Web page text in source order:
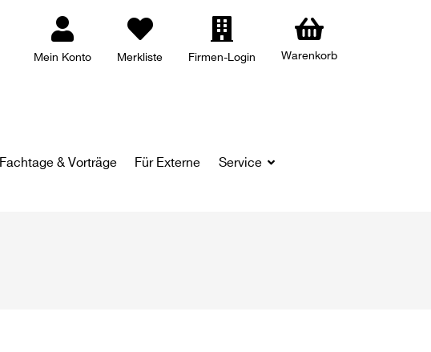
Mein Konto Merkliste Firmen-Login Warenkorb
Fachtage & Vorträge Für Externe Service